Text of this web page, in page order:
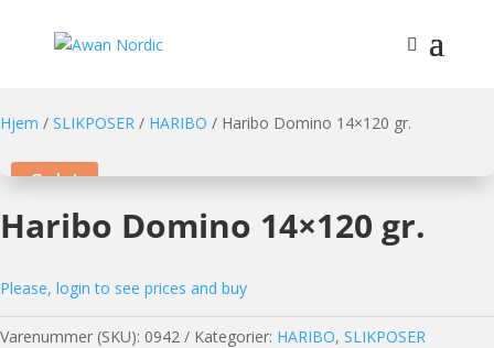
Hjem / SLIKPOSER / HARIBO / Haribo Domino 14×120 gr.
Sale!
Haribo Domino 14×120 gr.
Please, login to see prices and buy
Varenummer (SKU): 0942 Kategorier: HARIBO, SLIKPOSER